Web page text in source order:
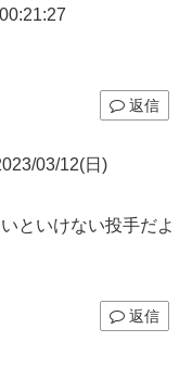
返信
03/12(日)
といけない投手だよ
返信